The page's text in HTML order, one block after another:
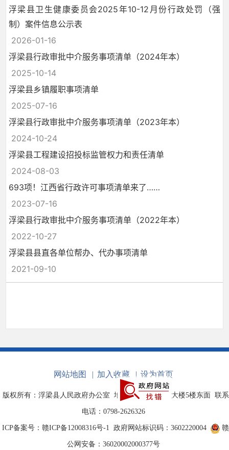
浮梁县卫生健康委员会2025年10-12月份行政处罚（强
制）案件信息公示表
2026-01-16
浮梁县行政审批中介服务事项清单（2024年本）
2025-10-14
浮梁县乡镇履职事项清单
2025-07-16
浮梁县行政审批中介服务事项清单（2023年本）
2024-10-24
浮梁县工程建设招投标监管权力和责任清单
2024-08-03
693项！江西省行政许可事项清单来了……
2023-07-16
浮梁县行政审批中介服务事项清单（2022年本）
2022-10-27
浮梁县县直各单位帮办、代办事项清单
2021-09-10
网站地图 | 加入收藏 | 设为首页
版权所有：浮梁县人民政府办公室 地址：浮梁县政府大楼5楼东面 联系
电话：0798-2626326
ICP备案号：赣ICP备12008316号-1 政府网站标识码：3602220004 赣
公网安备：36020002000377号